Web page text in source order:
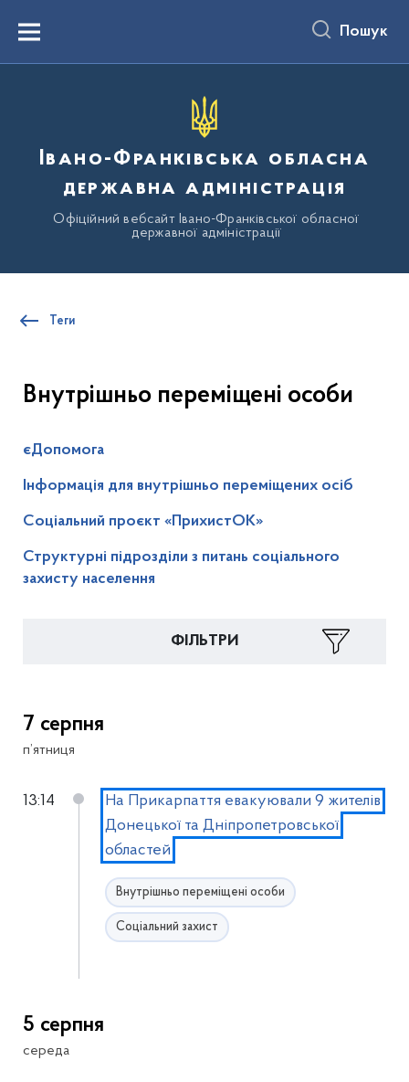
вмістуMenu Пошук
Івано-Франківська обласна
державна адміністрація
Офіційний вебсайт Івано-Франківської обласної
державної адміністрації
Теги
Внутрішньо переміщені особи
єДопомога
Інформація для внутрішньо переміщених осіб
Соціальний проєкт «ПрихистОК»
Структурні підрозділи з питань соціального
захисту населення
ФІЛЬТРИ
7 серпня
п’ятниця
13:14
На Прикарпаття евакуювали 9 жителів
Донецької та Дніпропетровської
областей
Внутрішньо переміщені особи
Соціальний захист
5 серпня
середа